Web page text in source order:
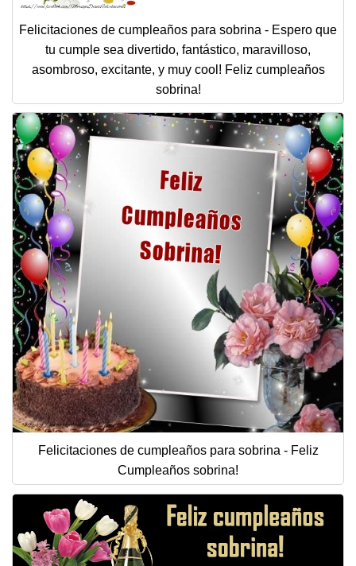
Felicitaciones de cumpleaños para sobrina - Espero que
tu cumple sea divertido, fantástico, maravilloso,
asombroso, excitante, y muy cool! Feliz cumpleaños
sobrina!
Felicitaciones de cumpleaños para sobrina - Feliz
Cumpleaños sobrina!